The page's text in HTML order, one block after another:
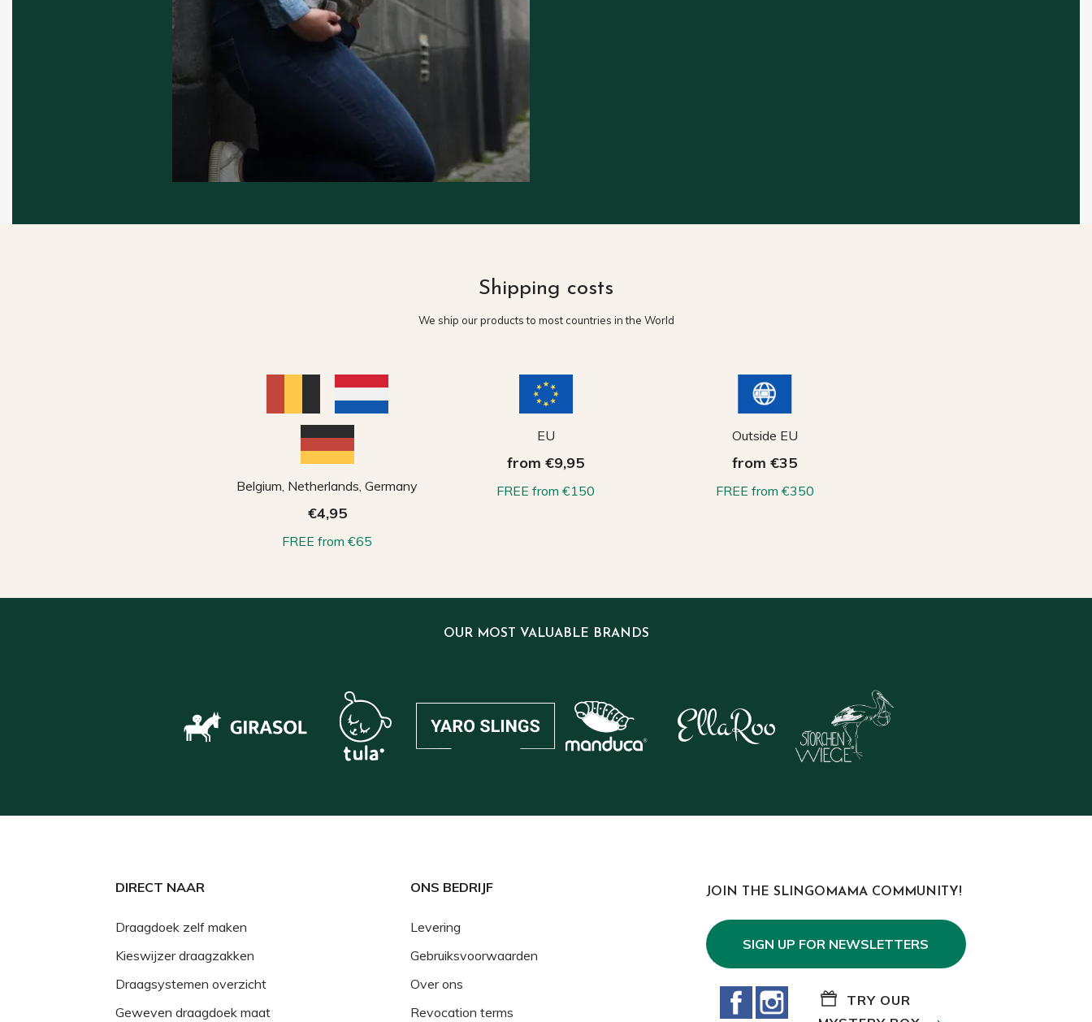
Shipping costs
We ship our products to most countries in the World
Belgium, Netherlands, Germany
€4,95
FREE from €65
EU
from €9,95
FREE from €150
Outside EU
from €35
FREE from €350
OUR MOST VALUABLE BRANDS
DIRECT NAAR
Draagdoek zelf maken
Kieswijzer draagzakken
Draagsystemen overzicht
Geweven draagdoek maat
ONS BEDRIJF
Levering
Gebruiksvoorwaarden
Over ons
Revocation terms
JOIN THE SLINGOMAMA COMMUNITY!
SIGN UP FOR NEWSLETTERS
FacebookInstagram
TRY OUR